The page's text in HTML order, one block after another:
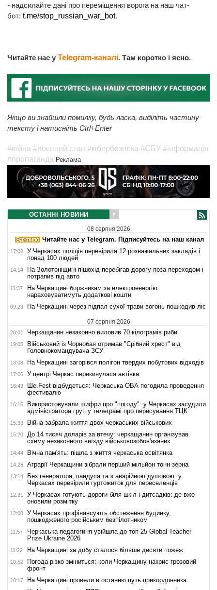
- надсилайте дані про переміщення ворога на наш чат-
бот: t.me/stop_russian_war_bot.
Читайте нас у Telegram-каналі. Там коротко і ясно.
Якщо ви знайшли помилку, будь ласка, виділіть частину
тексту і натисніть Ctrl+Enter
#війна #воєнний стан #кібербезпека #СБУ #інформація
#пропаганда Реклама
ОСТАННІ НОВИНИ
08 серпня 2026
Читайте нас у Telegram. Підписуйтесь на наш канал
17:02
У Черкасах поліція перевірила 12 розважальних закладів і
понад 100 людей
14:14
На Золотоніщині пішохід перебігав дорогу поза переходом і
потрапив під авто
11:37
На Черкащині боржникам за електроенергію
нараховуватимуть додаткові кошти
09:23 На Черкащині через підпал сухої трави вогонь пошкодив ліс
07 серпня 2026
20:01 Черкащанин незаконно виловив 70 кілограмів риби
19:05
Військовий із Чорнобая отримав "Срібний хрест" від
Головнокомандувача ЗСУ
18:08 На Черкащині загорівся полігон твердих побутових відходів
17:06 У центрі Черкас перекинулася автівка
16:49
Ше.Fest відбудеться: Черкаська ОВА погодила проведення
фестивалю
16:15
Використовували шифри про "погоду": у Черкасах засудили
адміністратора груп у телеграмі про пересування ТЦК
15:33 Війна забрала життя двох черкаських військових
15:20
До 14 тисяч доларів за втечу: черкащанин організував
схему незаконного виїзду військовозобов'язаних
14:44 Вічна пам'ять: пішла з життя черкаська освітянка
14:26 Аграрії Черкащини зібрали перший мільйон тонн зерна
13:14
Без генератора, пандуса та з аварійною душовою: у
Черкасах перевірили гуртожиток для переселенців
12:31
У Черкасах готують дороги біля шкіл і дитсадків: де вже
оновили розмітку
12:08
У Черкасах профінансують обстеження будинку,
пошкодженого російським безпілотником
11:57
Черкаська педагогиня увійшла до топ-25 Global Teacher
Prize Ukraine 2026
11:22 На Черкащині за добу сталося більше десяти пожеж
10:52
Погода різко зміниться: коли Черкащину накриє грозовий
фронт
10:17 На Черкащині провели в останню путь прикордонника